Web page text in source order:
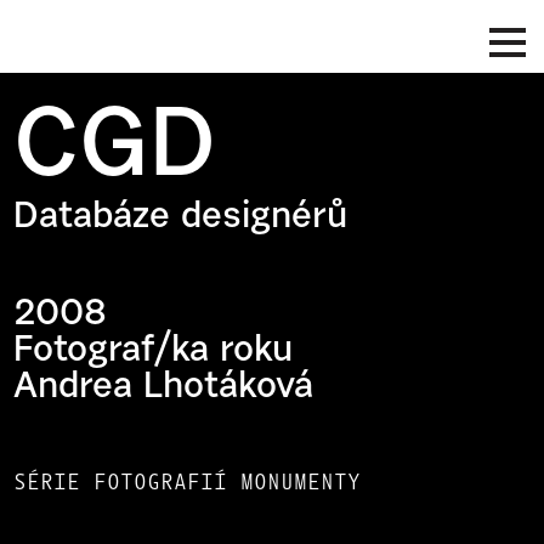
CGD
Databáze designérů
2008
Fotograf/ka roku
Andrea Lhotáková
SÉRIE FOTOGRAFIÍ MONUMENTY